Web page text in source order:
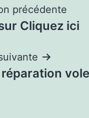
précédente
Cliquez ici